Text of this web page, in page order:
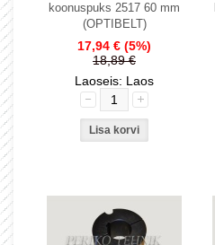
koonuspuks 2517 60 mm
(OPTIBELT)
17,94 € (5%)
18,89 €
Laoseis: Laos